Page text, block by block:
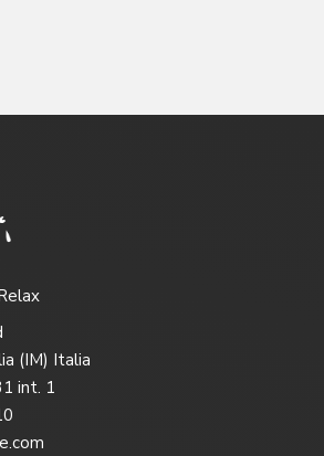
(IM) Italia
int. 1